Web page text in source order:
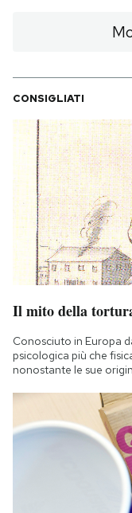
CONSIGLIATI
Il mito della
Conosciuto in Europa
psicologica più che
nonostante le sue